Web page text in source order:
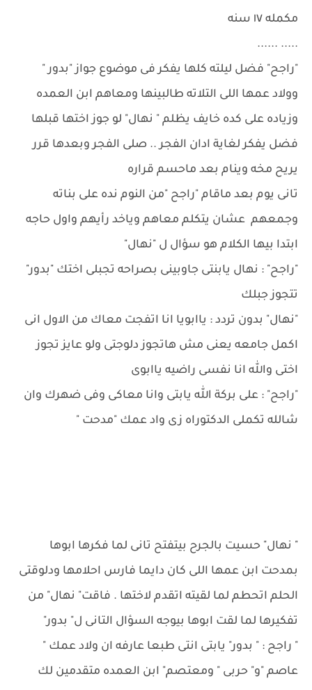
مكمله ١٧ سنه
..... ......
"راجح" فضل ليلته كلها يفكر فى موضوع جواز "بدور "
وولاد عمها اللى التلاته طالبينها ومعاهم ابن العمده
وزياده على كده خايف يظلم " نهال" لو جوز اختها قبلها
فضل يفكر لغاية ادان الفجر .. صلى الفجر وبعدها قرر
يريح مخه وينام بعد ماحسم قراره
تانى يوم بعد ماقام "راجح "من النوم نده على بناته
وجمعهم عشان يتكلم معاهم وياخد رأيهم واول حاجه
ابتدا بيها الكلام هو سؤال ل "نهال"
"راجح" : نهال يابنتى جاوبينى بصراحه تجبلى اختك "بدور"
تتجوز جبلك
"نهال" بدون تردد : ياابويا انا اتفجت معاك من الاول انى
اكمل جامعه يعنى مش هاتجوز دلوجتى ولو عايز تجوز
اختى والله انا نفسى راضيه ياابوى
"راجح" : على بركة الله يابتى وانا معاكى وفى ضهرك وان
شالله تكملى الدكتوراه زى واد عمك "مدحت "
" نهال" حسيت بالجرح بيتفتح تانى لما فكرها ابوها
بمدحت ابن عمها اللى كان دايما فارس احلامها ودلوقتى
الحلم اتحطم لما لقيته اتقدم لاختها . فاقت" نهال" من
تفكيرها لما لقت ابوها بيوجه السؤال التانى ل" بدور"
" راجح : " بدور" يابتى انتى طبعا عارفه ان ولاد عمك "
عاصم "و" حربى " ومعتصم" ابن العمده متقدمين لك